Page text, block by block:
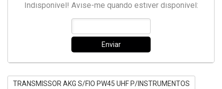
Indisponível! Avise-me quando estiver disponível:
Enviar
TRANSMISSOR AKG S/FIO PW45 UHF P/INSTRUMENTOS